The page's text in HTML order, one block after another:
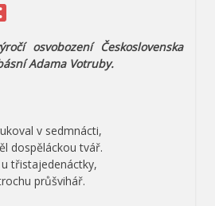
osvobození Československa
Adama Votruby.
v sedmnácti,
dospěláckou tvář.
třistajedenáctky,
průšvihář.